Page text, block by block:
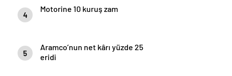
4
Motorine 10 kuruş zam
5
Aramco’nun net kârı yüzde 25
eridi